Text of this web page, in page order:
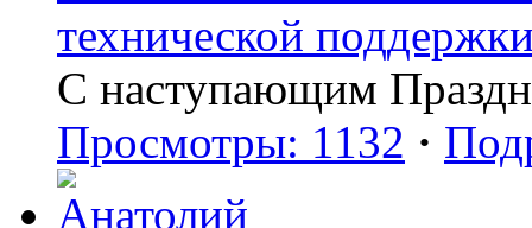
технической
С наступающим
Просмотры: 1132 ·